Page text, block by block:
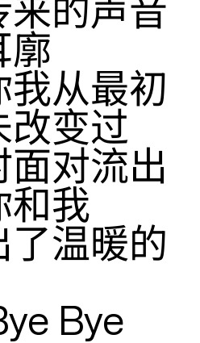
来的声音
廓
我从最初
改变过
面对流出
和我
了温暖的
Bye